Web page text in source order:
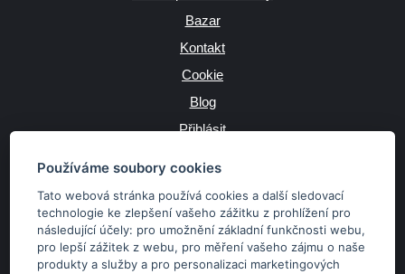
Používáme soubory cookies
Tato webová stránka používá cookies a další sledovací
technologie ke zlepšení vašeho zážitku z prohlížení pro
následující účely: pro umožnění základní funkčnosti webu,
pro lepší zážitek z webu, pro měření vašeho zájmu o naše
produkty a služby a pro personalizaci marketingových
Bazar
Kontakt
Cookie
Blog
Přihlásit
JAZYK